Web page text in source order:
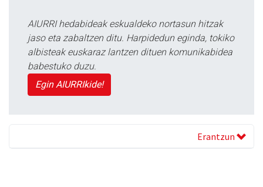
AIURRI hedabideak eskualdeko nortasun hitzak
jaso eta zabaltzen ditu. Harpidedun eginda, tokiko
albisteak euskaraz lantzen dituen komunikabidea
babestuko duzu.
Egin AIURRIkide!
Erantzun